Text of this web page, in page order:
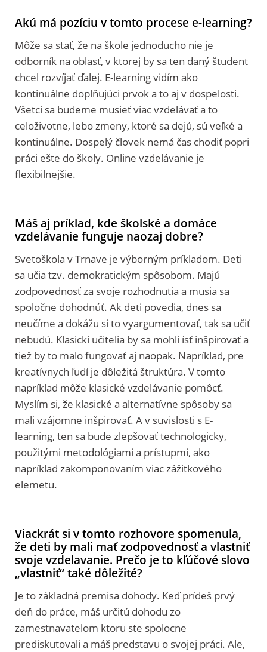
Akú má pozíciu v tomto procese e-learning?
Môže sa stať, že na škole jednoducho nie je
odborník na oblasť, v ktorej by sa ten daný študent
chcel rozvíjať ďalej. E-learning vidím ako
kontinuálne doplňujúci prvok a to aj v dospelosti.
Všetci sa budeme musieť viac vzdelávať a to
celoživotne, lebo zmeny, ktoré sa dejú, sú veľké a
kontinuálne. Dospelý človek nemá čas chodiť popri
práci ešte do školy. Online vzdelávanie je
flexibilnejšie.
Máš aj príklad, kde školské a domáce
vzdelávanie funguje naozaj dobre?
Svetoškola v Trnave je výborným príkladom. Deti
sa učia tzv. demokratickým spôsobom. Majú
zodpovednosť za svoje rozhodnutia a musia sa
spoločne dohodnúť. Ak deti povedia, dnes sa
neučíme a dokážu si to vyargumentovať, tak sa učiť
nebudú. Klasickí učitelia by sa mohli ísť inšpirovať a
tiež by to malo fungovať aj naopak. Napríklad, pre
kreatívnych ľudí je dôležitá štruktúra. V tomto
napríklad môže klasické vzdelávanie pomôcť.
Myslím si, že klasické a alternatívne spôsoby sa
mali vzájomne inšpirovať. A v suvislosti s E-
learning, ten sa bude zlepšovať technologicky,
použitými metodológiami a prístupmi, ako
napríklad zakomponovaním viac zážitkového
elemetu.
Viackrát si v tomto rozhovore spomenula,
že deti by mali mať zodpovednosť a vlastniť
svoje vzdelavanie. Prečo je to kľúčové slovo
„vlastniť“ také dôležité?
Je to základná premisa dohody. Keď prídeš prvý
deň do práce, máš určitú dohodu zo
zamestnavatelom ktoru ste spolocne
prediskutovali a máš predstavu o svojej práci. Ale,